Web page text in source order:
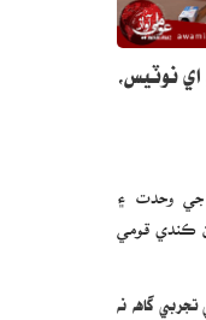
نوٽيس،
جي وحدت ۽
ڪندي قومي
گاهه نه